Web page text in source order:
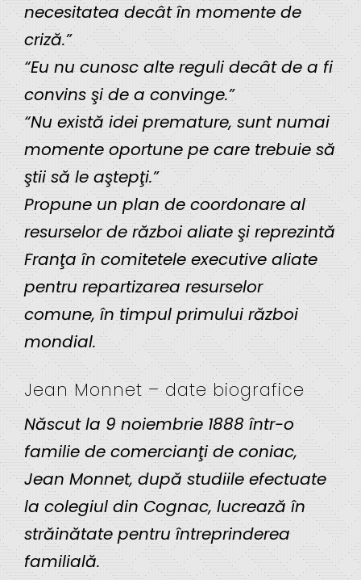
necesitatea decât în momente de
criză.”
“Eu nu cunosc alte reguli decât de a fi
convins şi de a convinge.”
“Nu există idei premature, sunt numai
momente oportune pe care trebuie să
ştii să le aştepţi.”
Propune un plan de coordonare al
resurselor de război aliate şi reprezintă
Franţa în comitetele executive aliate
pentru repartizarea resurselor
comune, în timpul primului război
mondial.
Jean Monnet – date biografice
Născut la 9 noiembrie 1888 într-o
familie de comercianţi de coniac,
Jean Monnet, după studiile efectuate
la colegiul din Cognac, lucrează în
străinătate pentru întreprinderea
familială.